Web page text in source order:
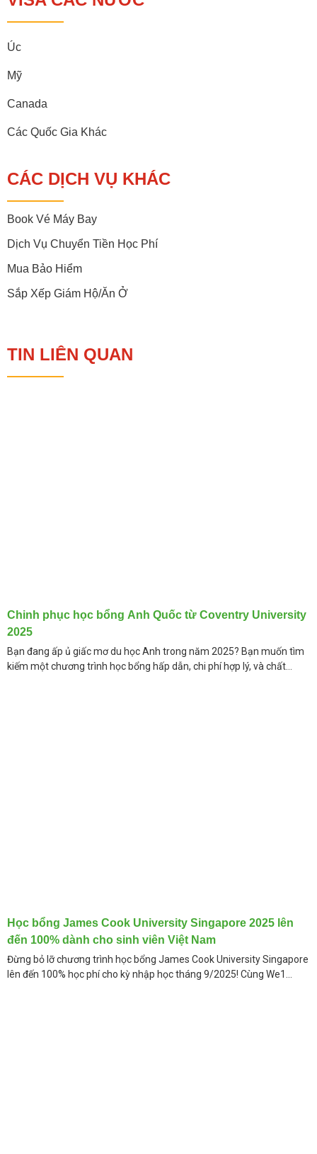
Úc
Mỹ
Canada
Các Quốc Gia Khác
CÁC DỊCH VỤ KHÁC
Book Vé Máy Bay
Dịch Vụ Chuyển Tiền Học Phí
Mua Bảo Hiểm
Sắp Xếp Giám Hộ/ăn Ở
TIN LIÊN QUAN
Chinh phục học bổng Anh Quốc từ Coventry University
2025
Bạn đang ấp ủ giấc mơ du học Anh trong năm 2025? Bạn muốn tìm
kiếm một chương trình học bổng hấp dẫn, chi phí hợp lý, và chất
Học bổng James Cook University Singapore 2025 lên
đến 100% dành cho sinh viên Việt Nam
Đừng bỏ lỡ chương trình học bổng James Cook University Singapore
lên đến 100% học phí cho kỳ nhập học tháng 9/2025! Cùng We1